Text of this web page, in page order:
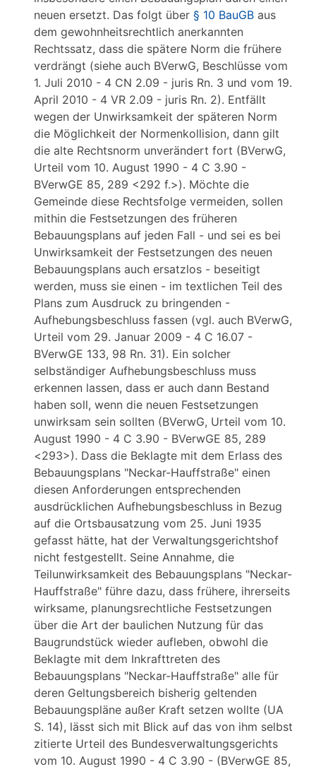
neuen ersetzt. Das folgt über § 10 BauGB aus
dem gewohnheitsrechtlich anerkannten
Rechtssatz, dass die spätere Norm die frühere
verdrängt (siehe auch BVerwG, Beschlüsse vom
1. Juli 2010 - 4 CN 2.09 - juris Rn. 3 und vom 19.
April 2010 - 4 VR 2.09 - juris Rn. 2). Entfällt
wegen der Unwirksamkeit der späteren Norm
die Möglichkeit der Normenkollision, dann gilt
die alte Rechtsnorm unverändert fort (BVerwG,
Urteil vom 10. August 1990 - 4 C 3.90 -
BVerwGE 85, 289 <292 f.>). Möchte die
Gemeinde diese Rechtsfolge vermeiden, sollen
mithin die Festsetzungen des früheren
Bebauungsplans auf jeden Fall - und sei es bei
Unwirksamkeit der Festsetzungen des neuen
Bebauungsplans auch ersatzlos - beseitigt
werden, muss sie einen - im textlichen Teil des
Plans zum Ausdruck zu bringenden -
Aufhebungsbeschluss fassen (vgl. auch BVerwG,
Urteil vom 29. Januar 2009 - 4 C 16.07 -
BVerwGE 133, 98 Rn. 31). Ein solcher
selbständiger Aufhebungsbeschluss muss
erkennen lassen, dass er auch dann Bestand
haben soll, wenn die neuen Festsetzungen
unwirksam sein sollten (BVerwG, Urteil vom 10.
August 1990 - 4 C 3.90 - BVerwGE 85, 289
<293>). Dass die Beklagte mit dem Erlass des
Bebauungsplans "Neckar-Hauffstraße" einen
diesen Anforderungen entsprechenden
ausdrücklichen Aufhebungsbeschluss in Bezug
auf die Ortsbausatzung vom 25. Juni 1935
gefasst hätte, hat der Verwaltungsgerichtshof
nicht festgestellt. Seine Annahme, die
Teilunwirksamkeit des Bebauungsplans "Neckar-
Hauffstraße" führe dazu, dass frühere, ihrerseits
wirksame, planungsrechtliche Festsetzungen
über die Art der baulichen Nutzung für das
Baugrundstück wieder aufleben, obwohl die
Beklagte mit dem Inkrafttreten des
Bebauungsplans "Neckar-Hauffstraße" alle für
deren Geltungsbereich bisherig geltenden
Bebauungspläne außer Kraft setzen wollte (UA
S. 14), lässt sich mit Blick auf das von ihm selbst
zitierte Urteil des Bundesverwaltungsgerichts
vom 10. August 1990 - 4 C 3.90 - (BVerwGE 85,